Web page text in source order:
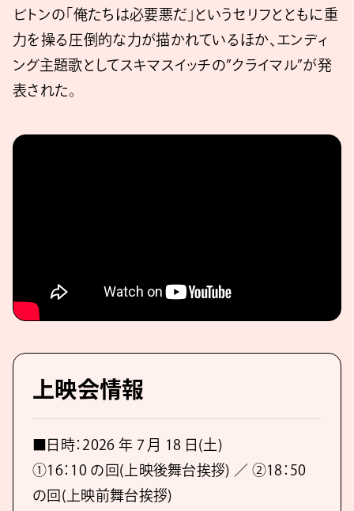
ビトンの「俺たちは必要悪だ」というセリフとともに重
力を操る圧倒的な力が描かれているほか、エンディ
ング主題歌としてスキマスイッチの”クライマル”が発
表された。
上映会情報
■日時：2026 年 7 月 18 日(土)
①16：10 の回(上映後舞台挨拶) ／ ②18：50
の回(上映前舞台挨拶)